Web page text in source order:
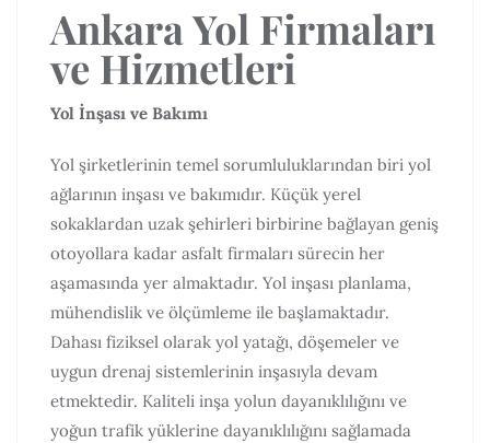
Ankara Yol Firmaları
ve Hizmetleri
Yol İnşası ve Bakımı
Yol şirketlerinin temel sorumluluklarından biri yol
ağlarının inşası ve bakımıdır. Küçük yerel
sokaklardan uzak şehirleri birbirine bağlayan geniş
otoyollara kadar asfalt firmaları sürecin her
aşamasında yer almaktadır. Yol inşası planlama,
mühendislik ve ölçümleme ile başlamaktadır.
Dahası fiziksel olarak yol yatağı, döşemeler ve
uygun drenaj sistemlerinin inşasıyla devam
etmektedir. Kaliteli inşa yolun dayanıklılığını ve
yoğun trafik yüklerine dayanıklılığını sağlamada